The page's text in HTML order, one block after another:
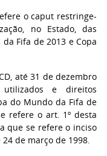
o caput restringe-
no Estado, das
Fifa de 2013 e Copa
até 31 de dezembro
e direitos
do Mundo da Fifa de
refere o art. 1º desta
que se refere o inciso
24 de março de 1998.